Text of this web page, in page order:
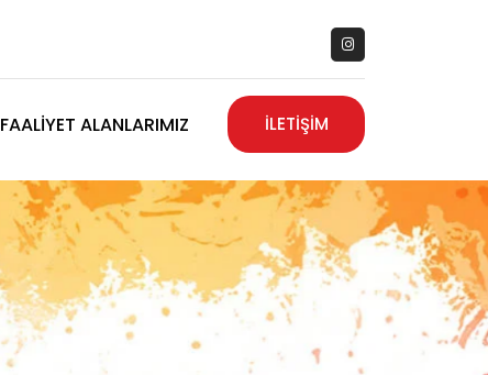
FAALIYET ALANLARIMIZ İLETİŞİM